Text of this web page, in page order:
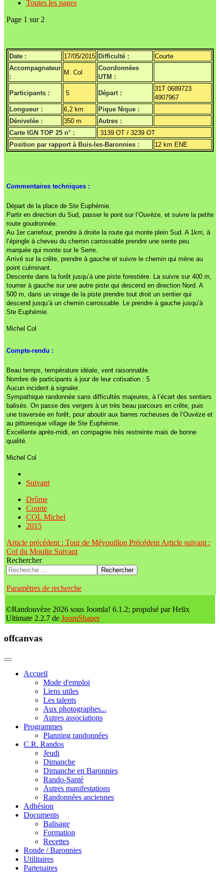
Toutes les pages
Page 1 sur 2
Date : 17/05/2015 Difficulté :
Courte
Accompagnateur
:
M. Col
Coordonnées
UTM :
Participants : 5 Départ :
31T 0689723
4907967
Longueur :
6,2 km
Pique Nique :
Dénivelée :
350 m
Autres :
Carte IGN TOP 25 n° :
3139 OT / 3239 OT
Position par rapport à Buis-les-Baronnies :
12 km ENE
Commentaires techniques :
Départ de la place de Ste Euphémie.
Partir en direction du Sud, passer le pont sur l’Ouvèze, et suivre la petite
route goudronnée.
Au 1er carrefour, prendre à droite la route qui monte plein Sud. A 1km, à
l’épingle à cheveu du chemin carrossable prendre une sente peu
marquée qui monte sur le Serre.
Arrivé sur la crête, prendre à gauche et suivre le chemin qui mène au
point culminant.
Descente dans la forêt jusqu’à une piste forestière. La suivre sur 400 m,
tourner à gauche sur une autre piste qui descend en direction Nord. A
500 m, dans un virage de la piste prendre tout droit un sentier qui
descend jusqu’à un chemin carrossable. Le prendre à gauche jusqu’à
Ste Euphémie.
Michel Col
Compte-rendu :
Beau temps, température idéale, vent raisonnable.
Nombre de participants à jour de leur cotisation : 5
Aucun incident à signaler.
Sympathique randonnée sans difficultés majeures, à l’écart des sentiers
balisés. On passe des vergers à un très beau parcours en crête, puis
une traversée en forêt, pour aboutir aux barres rocheuses de l’Ouvèze et
au pittoresque village de Ste Euphémie.
Excellente après-midi, en compagnie très restreinte mais de bonne
qualité.
Michel Col
Suivant
Drôme
Courte
COL Michel
2015
Article précédent : Tour de Mévouillon Précédent Article suivant :
Col du Moulin Suivant
Rechercher
Rechercher
Paramètres de recherche
©Randouvèze 2026 sous Joomla! 6.1.2; propulsé par Helix
Ultimate 2.2.7 de JoomShaper
offcanvas
Accueil
Mode d'emploi
Liens utiles
Les talents
Aux photographes...
Autres associations
Programmes
Planning randonnées
C.R. Randos
Jeudi
Dimanche
Dimanche en Baronnies
Rando-Santé
Autres manifestations
Randonnées anciennes
Adhésion
Documents
Balisage
Formation
Recettes
Ronde / Baronnies
Utilitaires
Partenaires